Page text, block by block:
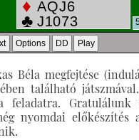
Béla megfejtése
található
feladatra.
nyomdai